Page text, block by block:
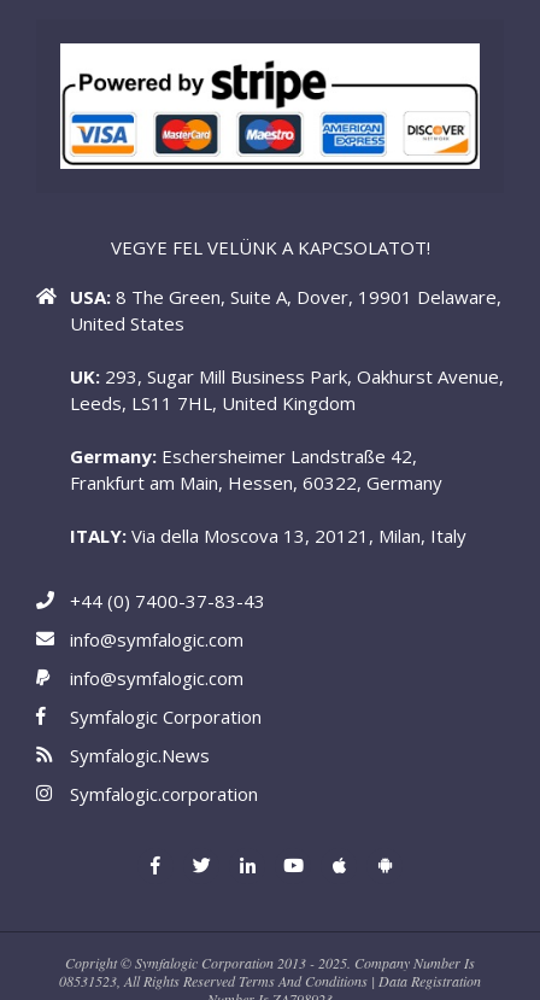
VEGYE FEL VELÜNK A KAPCSOLATOT!
USA: 8 The Green, Suite A, Dover, 19901 Delaware,
United States
UK: 293, Sugar Mill Business Park, Oakhurst Avenue,
Leeds, LS11 7HL, United Kingdom
Germany: Eschersheimer Landstraße 42,
Frankfurt am Main, Hessen, 60322, Germany
ITALY: Via della Moscova 13, 20121, Milan, Italy
+44 (0) 7400-37-83-43
info@symfalogic.com
info@symfalogic.com
Symfalogic Corporation
Symfalogic.News
Symfalogic.corporation
Copright © Symfalogic Corporation 2013 - 2025. Company Number Is
08531523, All Rights Reserved Terms And Conditions | Data Registration